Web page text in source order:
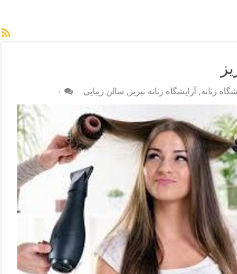
زنانه ,آرایشگاه زنانه تبریز ,سالن زیبایی ۰